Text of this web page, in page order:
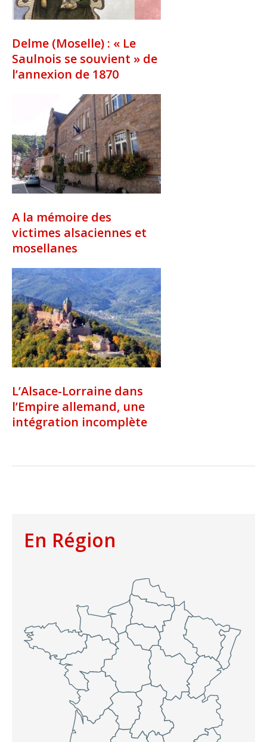
Delme (Moselle) : « Le
Saulnois se souvient » de
l’annexion de 1870
A la mémoire des
victimes alsaciennes et
mosellanes
L’Alsace-Lorraine dans
l’Empire allemand, une
intégration incomplète
En Région